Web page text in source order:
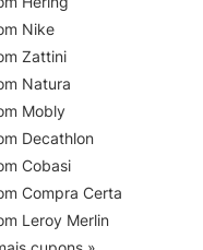
Nike
Zattini
Natura
Mobly
Decathlon
Cobasi
Compra Certa
Leroy Merlin